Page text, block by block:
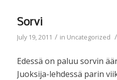
Sorvi
July 19, 2011 / in Uncategorized /
Edessä on paluu sorvin
Juoksija-lehdessä parin